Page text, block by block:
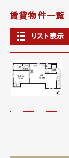
賃貸物件一覧
リスト表示